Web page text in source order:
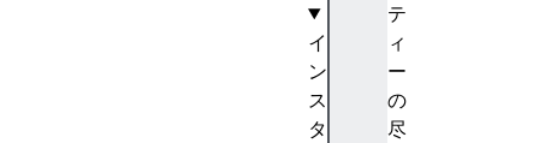
テ
ィ
ー
の
尽
イ
ン
ス
タ